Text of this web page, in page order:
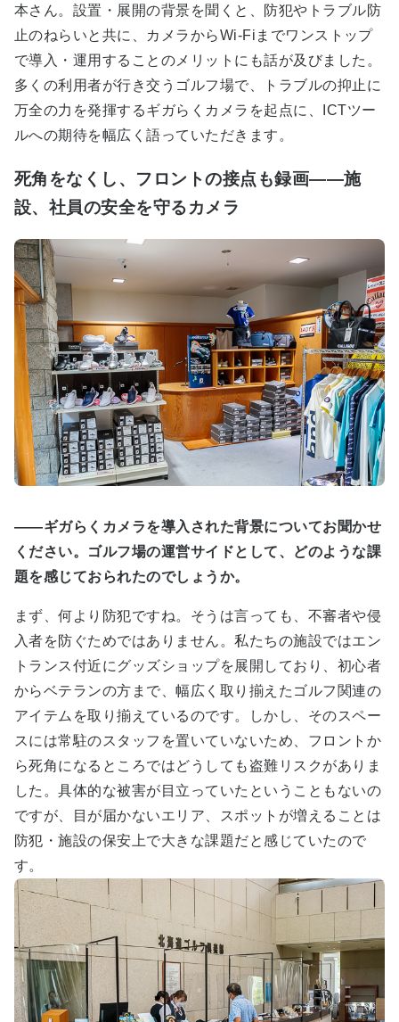
本さん。設置・展開の背景を聞くと、防犯やトラブル防
止のねらいと共に、カメラからWi-Fiまでワンストップ
で導入・運用することのメリットにも話が及びました。
多くの利用者が行き交うゴルフ場で、トラブルの抑止に
万全の力を発揮するギガらくカメラを起点に、ICTツー
ルへの期待を幅広く語っていただきます。
死角をなくし、フロントの接点も録画――施
設、社員の安全を守るカメラ
――ギガらくカメラを導入された背景についてお聞かせ
ください。ゴルフ場の運営サイドとして、どのような課
題を感じておられたのでしょうか。
まず、何より防犯ですね。そうは言っても、不審者や侵
入者を防ぐためではありません。私たちの施設ではエン
トランス付近にグッズショップを展開しており、初心者
からベテランの方まで、幅広く取り揃えたゴルフ関連の
アイテムを取り揃えているのです。しかし、そのスペー
スには常駐のスタッフを置いていないため、フロントか
ら死角になるところではどうしても盗難リスクがありま
した。具体的な被害が目立っていたということもないの
ですが、目が届かないエリア、スポットが増えることは
防犯・施設の保安上で大きな課題だと感じていたので
す。